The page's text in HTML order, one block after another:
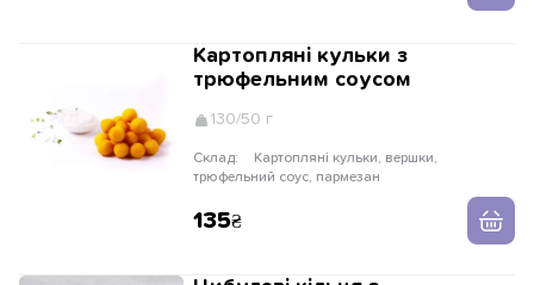
Картопляні кульки з
трюфельним соусом
130/50 г
Склад:
трюфельний соус, пармезан
135